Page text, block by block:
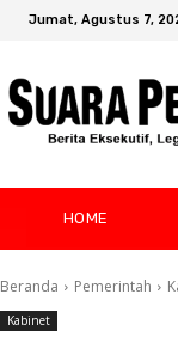
Jumat, Agustus 7,
HOME
Beranda Pemerintah
Kabinet